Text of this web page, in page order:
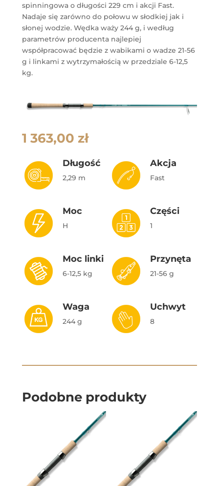
spinningowa o długości 229 cm i akcji Fast.
Nadaje się zarówno do połowu w słodkiej jak i
słonej wodzie. Wędka waży 244 g, i według
parametrów producenta najlepiej
współpracować będzie z wabikami o wadze 21-56
g i linkami z wytrzymałością w przedziale 6-12,5
kg.
1 363,00 zł
Długość
2,29 m
Akcja
Fast
Moc
H
Części
1
Moc linki
6-12,5 kg
Przynęta
21-56 g
Waga
244 g
Uchwyt
8
Podobne produkty